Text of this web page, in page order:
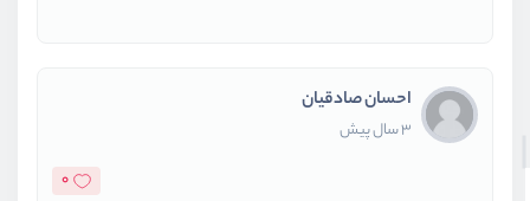
احسان صادقیان
3 سال پیش
0